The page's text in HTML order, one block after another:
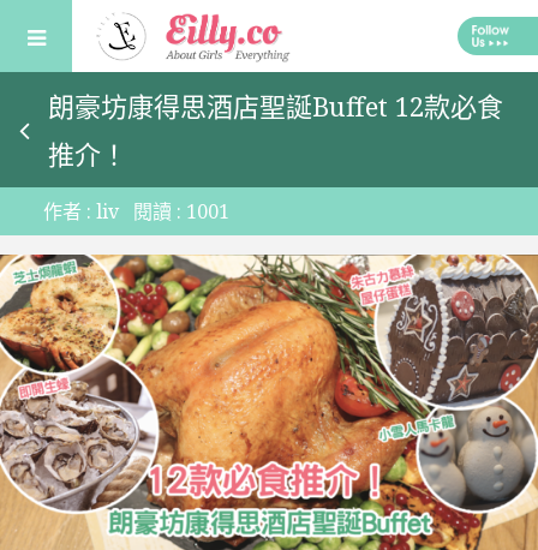
content
朗豪坊康得思酒店聖誕Buffet 12款必食
推介！
作者 : liv 閱讀 : 1001